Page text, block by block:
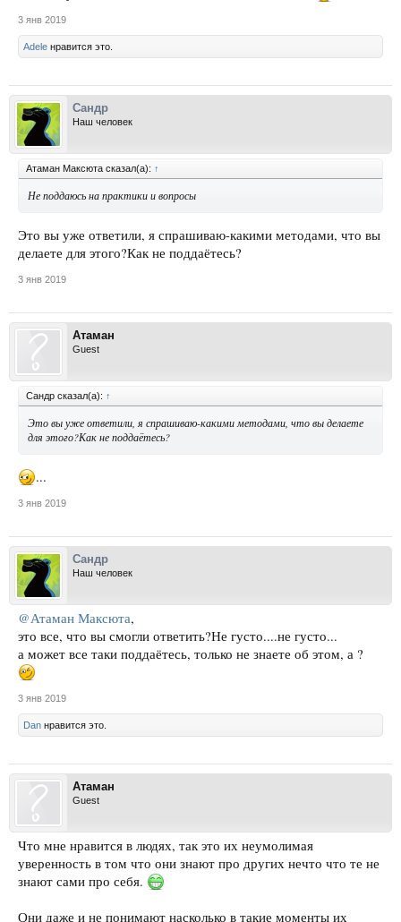
3 янв 2019
Adele нравится это.
Сандр
Наш человек
Атаман Максюта сказал(а): ↑
Не поддаюсь на практики и вопросы
Это вы уже ответили, я спрашиваю-какими методами, что вы
делаете для этого?Как не поддаётесь?
3 янв 2019
Атаман
Guest
Сандр сказал(а): ↑
Это вы уже ответили, я спрашиваю-какими методами, что вы делаете
для этого?Как не поддаётесь?
...
3 янв 2019
Сандр
Наш человек
@Атаман Максюта,
это все, что вы смогли ответить?Не густо....не густо...
а может все таки поддаётесь, только не знаете об этом, а ?
3 янв 2019
Dan нравится это.
Атаман
Guest
Что мне нравится в людях, так это их неумолимая
уверенность в том что они знают про других нечто что те не
знают сами про себя.
Они даже и не понимают насколько в такие моменты их